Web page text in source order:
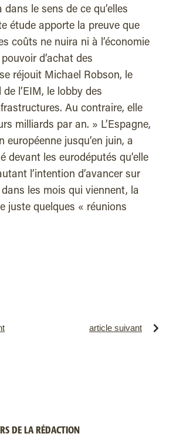
le sens de ce qu’elles
étude apporte la preuve que
coûts ne nuira ni à l’économie
d’achat des
réjouit Michael Robson, le
l’EIM, le lobby des
Au contraire, elle
milliards par an. » L’Espagne,
européenne jusqu’en juin, a
devant les eurodéputés qu’elle
l’intention d’avancer sur
dans les mois qui viennent, la
juste quelques « réunions
article suivant
DE LA RÉDACTION